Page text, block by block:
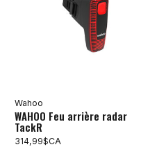
Wahoo
WAHOO Feu arrière radar
TackR
314,99$CA